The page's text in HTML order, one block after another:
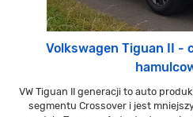
Volkswagen Tiguan II -
VW Tiguan II generacji to auto
segmentu Crossover i jest